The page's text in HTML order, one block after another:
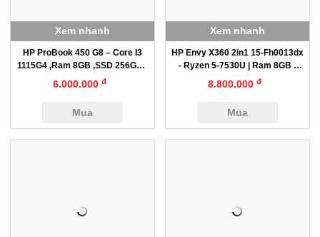
HP ProBook 450 G8 – Core I3
1115G4 ,Ram 8GB ,SSD 256GB ,
15.6” HD
6.000.000đ
Mua
Xem nhanh
HP Envy X360 2in1 15-Fh0013dx
- Ryzen 5-7530U | Ram 8GB |
SSD 256GB | 15.6inch FHD Cảm
8.800.000đ
Mua
Xem nhanh